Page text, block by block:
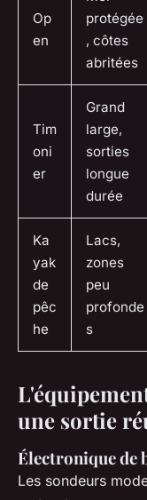
Op
en
protégée
, côtes
abritées
Tim
oni
er
Grand
large,
sorties
longue
durée
Ka
yak
de
pêc
he
Lacs,
zones
peu
profonde
s
une sortie
Électronique de
Les sondeurs